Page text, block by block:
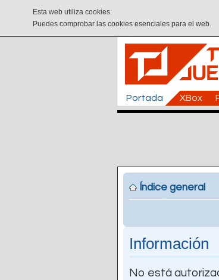
Esta web utiliza cookies.
Puedes comprobar las cookies esenciales para el web.
Portada XBox
Índice general
Información
No está